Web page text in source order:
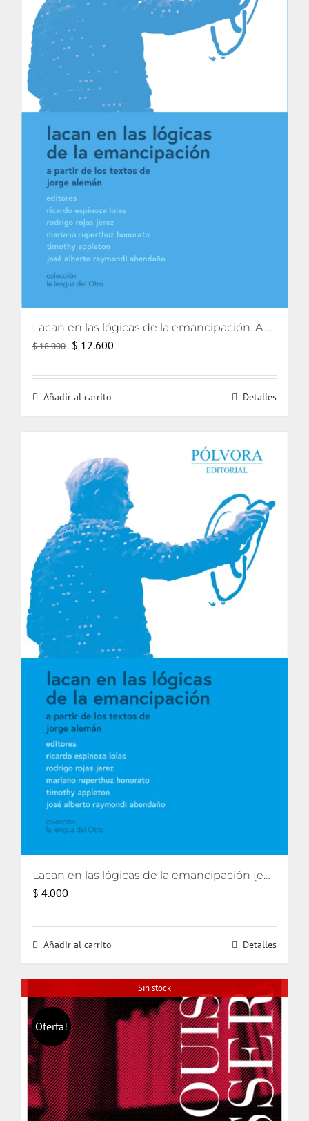
Lacan en las lógicas de la emancipación. A partir de los textos de Jorge Alemán.
$18.000 El
original
era:
$ 12.600
actual
Añadir al carrito Detalles
Lacan en las lógicas de la emancipación [eBook]
$ 4.000
Añadir al carrito Detalles
Sin stock
Oferta!